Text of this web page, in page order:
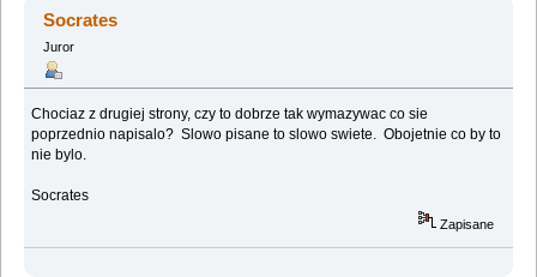
Socrates
Juror
Chociaz z drugiej strony, czy to dobrze tak wymazywac co sie
poprzednio napisalo? Slowo pisane to slowo swiete. Obojetnie co by to
nie bylo.
Socrates
Zapisane